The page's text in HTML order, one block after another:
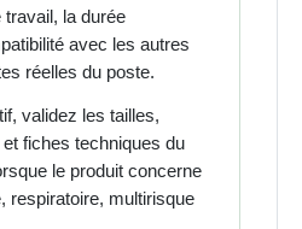
travail, la durée
avec les autres
réelles du poste.
validez les tailles,
fiches techniques du
le produit concerne
respiratoire, multirisque